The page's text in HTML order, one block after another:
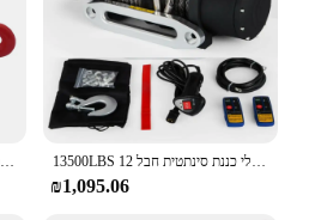
מתכת התאוששות גרור שרשרות קרוואן תקלה שאקל כננת עוגן עבור 1/10 RC Crawler TRX4 TRX6 SCX10 Wraith קפרה Redcat MST CC01 13500LBS חשמלי כננת סינתטית חבל 12V כננות 4X4 עם 2pcs שלט רחוק עבור משאיות RVs טרקטורונים UTV
₪1,095.06